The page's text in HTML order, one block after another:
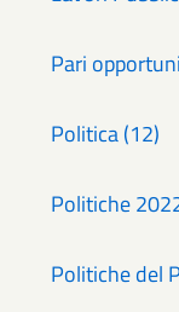
Pari
Politica (12)
Politiche
Politiche del